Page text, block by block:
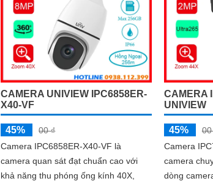
được tính
CAMERA UNIVIEW IPC6858ER-
X40-VF
45%
00 ₫
Camera IPC6858ER-X40-VF là
camera quan sát đạt chuẩn cao với
khả năng thu phóng ống kính 40X,
CAMERA
UNIVIEW
45%
00
Camera
camera
dòng